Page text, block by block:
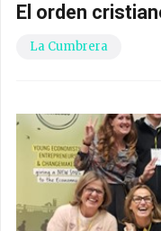
El orden
La Cumbrera